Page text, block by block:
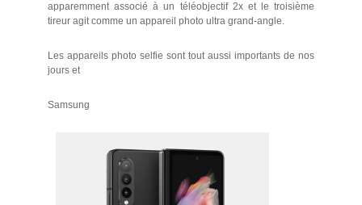
apparemment associé à un téléobjectif 2x et le troisième
tireur agit comme un appareil photo ultra grand-angle.
Les appareils photo selfie sont tout aussi importants de nos
jours et
Samsung